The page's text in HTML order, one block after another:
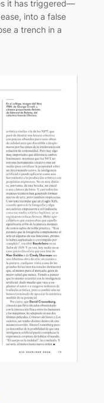
it has triggered—
into a false
a trench in a